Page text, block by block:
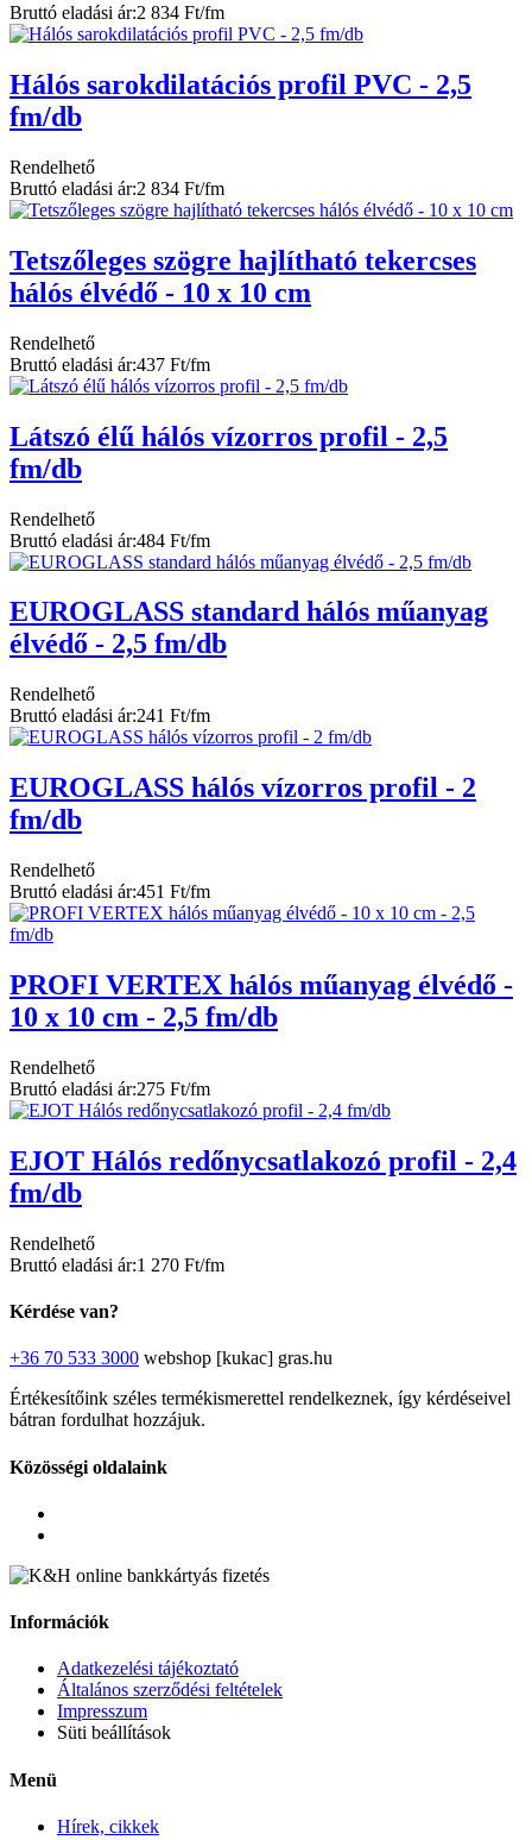
Bruttó eladási ár:2 834 Ft/fm
Hálós sarokdilatációs profil PVC - 2,5
fm/db
Rendelhető
Bruttó eladási ár:2 834 Ft/fm
Tetszőleges szögre hajlítható tekercses
hálós élvédő - 10 x 10 cm
Rendelhető
Bruttó eladási ár:437 Ft/fm
Látszó élű hálós vízorros profil - 2,5
fm/db
Rendelhető
Bruttó eladási ár:484 Ft/fm
EUROGLASS standard hálós műanyag
élvédő - 2,5 fm/db
Rendelhető
Bruttó eladási ár:241 Ft/fm
EUROGLASS hálós vízorros profil - 2
fm/db
Rendelhető
Bruttó eladási ár:451 Ft/fm
PROFI VERTEX hálós műanyag élvédő -
10 x 10 cm - 2,5 fm/db
Rendelhető
Bruttó eladási ár:275 Ft/fm
EJOT Hálós redőnycsatlakozó profil - 2,4
fm/db
Rendelhető
Bruttó eladási ár:1 270 Ft/fm
Kérdése van?
+36 70 533 3000 webshop [kukac] gras.hu
Értékesítőink széles termékismerettel rendelkeznek, így kérdéseivel
bátran fordulhat hozzájuk.
Közösségi oldalaink
Információk
Adatkezelési tájékoztató
Általános szerződési feltételek
Impresszum
Süti beállítások
Menü
Hírek, cikkek